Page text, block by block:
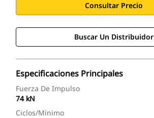
Consultar Precio
Buscar Un Distribuidor
Especificaciones Principales
Fuerza De Impulso
74 kN
Ciclos/mínimo